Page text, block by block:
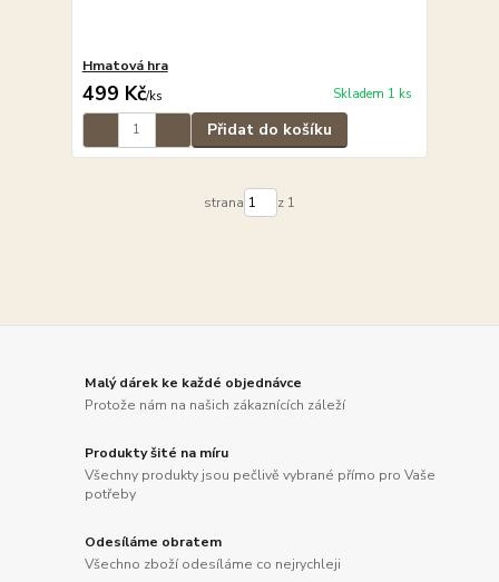
Hmatová hra
499 Kč/ks Skladem 1 ks
Přidat do košíku
strana z 1
Malý dárek ke každé objednávce
Protože nám na našich zákaznících záleží
Produkty šité na míru
Všechny produkty jsou pečlivě vybrané přímo pro Vaše
potřeby
Odesíláme obratem
Všechno zboží odesíláme co nejrychleji